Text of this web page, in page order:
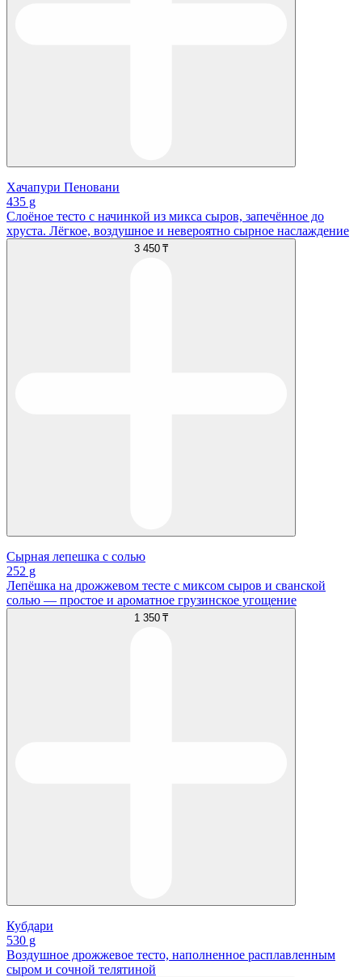
Хачапури Пеновани
435 g
Слоёное тесто с начинкой из микса сыров, запечённое до
хруста. Лёгкое, воздушное и невероятно сырное наслаждение
3 450 ₸
Сырная лепешка с солью
252 g
Лепёшка на дрожжевом тесте с миксом сыров и сванской
солью — простое и ароматное грузинское угощение
1 350 ₸
Кубдари
530 g
Воздушное дрожжевое тесто, наполненное расплавленным
сыром и сочной телятиной